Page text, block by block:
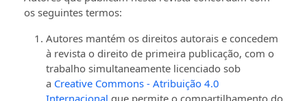
os seguintes termos:
Autores mantém os direitos autorais e concedem
à revista o direito de primeira publicação, com o
trabalho simultaneamente licenciado sob
a Creative Commons - Atribuição 4.0